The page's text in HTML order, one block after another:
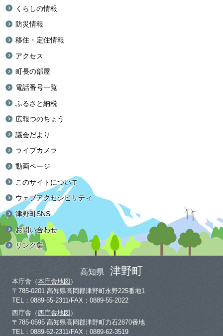
くらしの情報
防災情報
移住・定住情報
アクセス
町長の部屋
電話番号一覧
ふるさと納税
広報つのちょう
議会だより
ライブカメラ
動画ページ
このサイトについて
ウェブアクセシビリティ
津野町SNS
お問い合わせ
リンク集
高知県 津野町
本庁舎（本庁舎地図 ）
〒785-0201 高知県高岡郡津野町永野225番地1
TEL：0889-55-2311/FAX：0889-55-2022
西庁舎（西庁舎地図 ）
〒785-0595 高知県高岡郡津野町力石2870番地
TEL：0889-62-2311/FAX：0889-62-3519